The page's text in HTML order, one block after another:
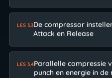
LES 3.3De compressor
Attack en Release
LES 3.4Parallelle compressie
punch en energie in de